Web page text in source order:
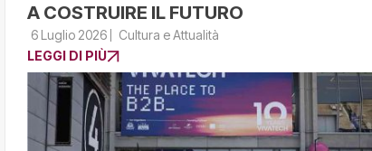
A COSTRUIRE IL FUTURO
6 Luglio 2026
Cultura e Attualità
LEGGI DI PIÙ